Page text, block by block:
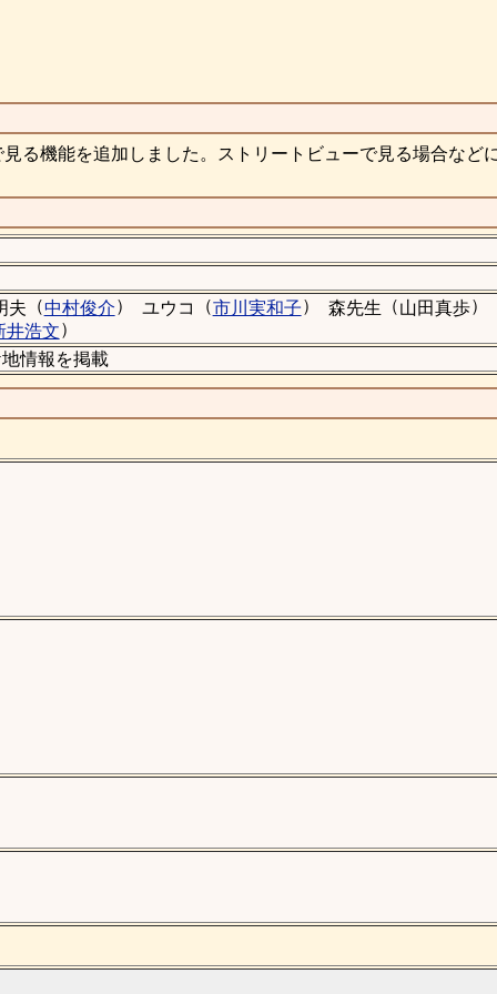
見る機能を追加しました。ストリートビューで見る場合な
夫 （中村俊介） ユウコ （市川実和子） 森先生 （山田真歩）
井浩文）
地情報を掲載